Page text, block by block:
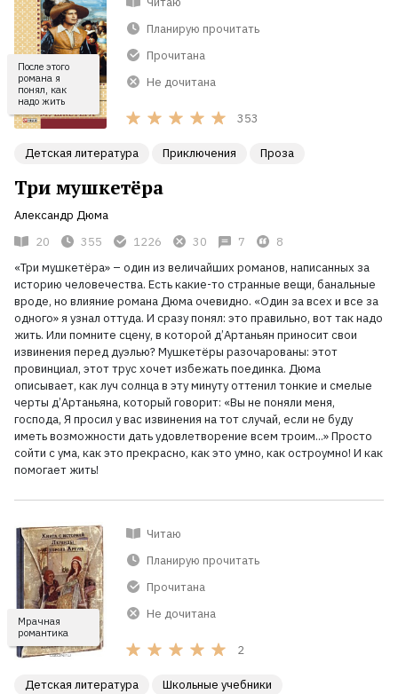
После этого
романа я
понял, как
надо жить
Планирую прочитать
Прочитана
Не дочитана
353
Детская литература Приключения Проза
Три мушкетёра
Александр Дюма
20
355 1226 30 7
8
«Три мушкетёра» – один из величайших романов, написанных за
историю человечества. Есть какие-то странные вещи, банальные
вроде, но влияние романа Дюма очевидно. «Один за всех и все за
одного» я узнал оттуда. И сразу понял: это правильно, вот так надо
жить. Или помните сцену, в которой д’Артаньян приносит свои
извинения перед дуэлью? Мушкетёры разочарованы: этот
провинциал, этот трус хочет избежать поединка. Дюма
описывает, как луч солнца в эту минуту оттенил тонкие и смелые
черты д’Артаньяна, который говорит: «Вы не поняли меня,
господа, Я просил у вас извинения на тот случай, если не буду
иметь возможности дать удовлетворение всем троим...» Просто
сойти с ума, как это прекрасно, как это умно, как остроумно! И как
помогает жить!
Мрачная
романтика
Читаю
Планирую прочитать
Прочитана
Не дочитана
2
Детская литература
Школьные учебники